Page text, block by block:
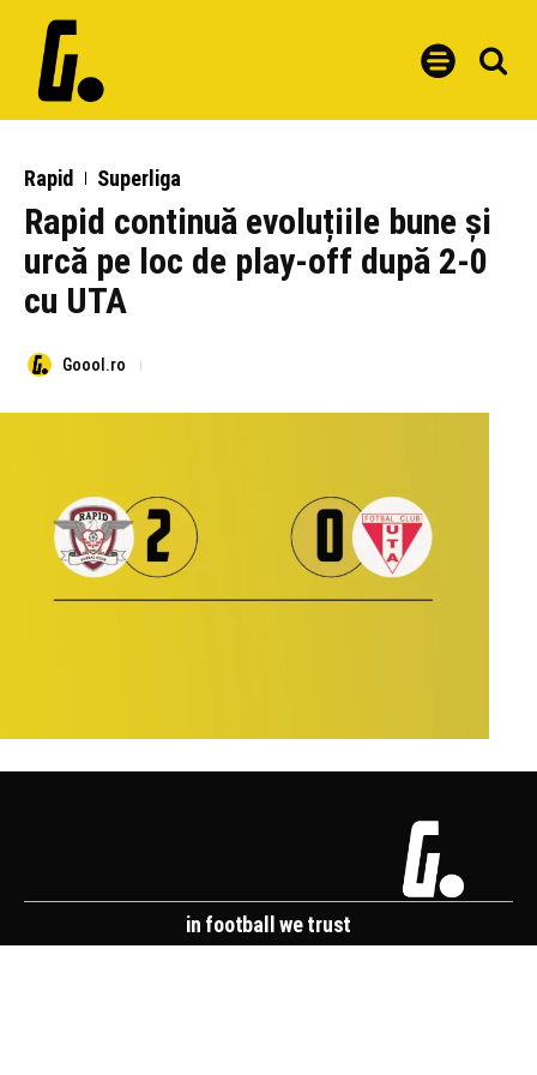
Rapid Superliga
Rapid continuă evoluțiile bune și
urcă pe loc de play-off după 2-0
cu UTA
Goool.ro
in football we trust